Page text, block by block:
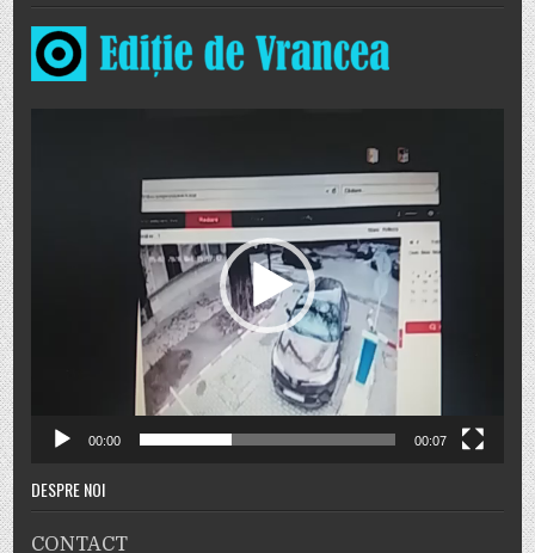
00:00 00:07
DESPRE NOI
CONTACT